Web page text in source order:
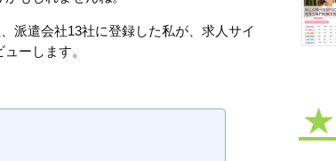
派遣会社13社に登録した私が、求人サイ
ーします。